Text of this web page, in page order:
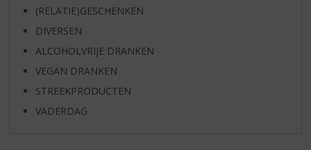
(RELATIE)GESCHENKEN
DIVERSEN
ALCOHOLVRIJE DRANKEN
VEGAN DRANKEN
STREEKPRODUCTEN
VADERDAG